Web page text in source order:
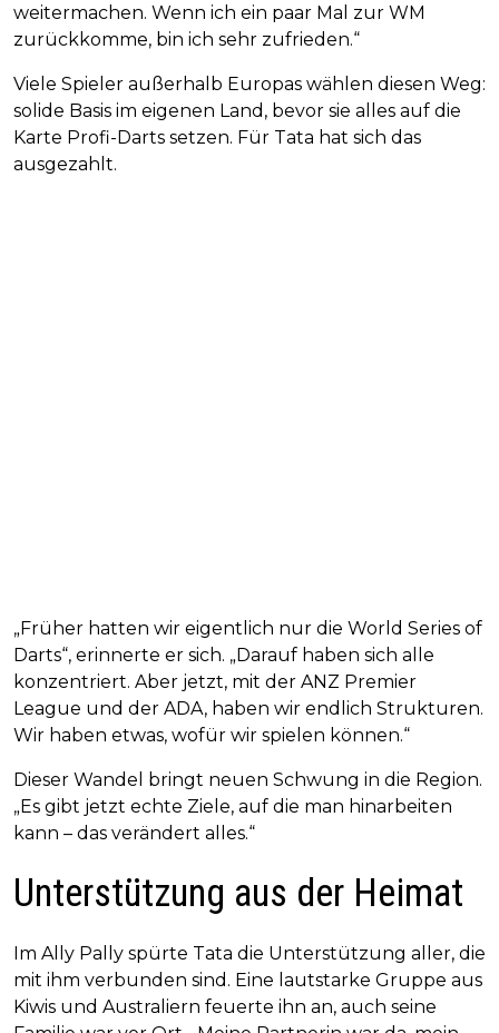
weitermachen. Wenn ich ein paar Mal zur WM
zurückkomme, bin ich sehr zufrieden.“
Viele Spieler außerhalb Europas wählen diesen Weg:
solide Basis im eigenen Land, bevor sie alles auf die
Karte Profi-Darts setzen. Für Tata hat sich das
ausgezahlt.
„Früher hatten wir eigentlich nur die World Series of
Darts“, erinnerte er sich. „Darauf haben sich alle
konzentriert. Aber jetzt, mit der ANZ Premier
League und der ADA, haben wir endlich Strukturen.
Wir haben etwas, wofür wir spielen können.“
Dieser Wandel bringt neuen Schwung in die Region.
„Es gibt jetzt echte Ziele, auf die man hinarbeiten
kann – das verändert alles.“
Unterstützung aus der Heimat
Im Ally Pally spürte Tata die Unterstützung aller, die
mit ihm verbunden sind. Eine lautstarke Gruppe aus
Kiwis und Australiern feuerte ihn an, auch seine